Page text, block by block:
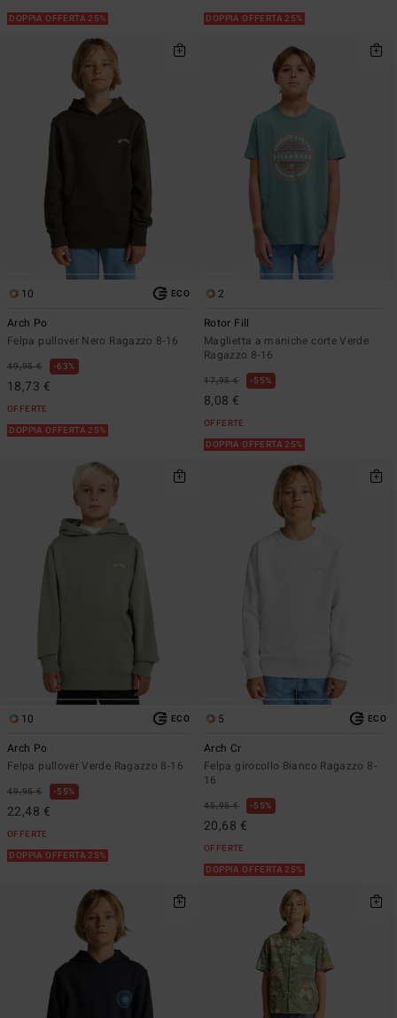
DOPPIA OFFERTA 25%
DOPPIA OFFERTA 25%
10 ECO
Arch Po
Felpa pullover Nero Ragazzo 8-16
49,95 € 63%
18,73 €
OFFERTE
DOPPIA OFFERTA 25%
2
Rotor Fill
Maglietta a maniche corte Verde
Ragazzo 8-16
17,95 € 55%
8,08 €
OFFERTE
DOPPIA OFFERTA 25%
10 ECO
Arch Po
Felpa pullover Verde Ragazzo 8-16
49,95 € 55%
22,48 €
OFFERTE
DOPPIA OFFERTA 25%
5 ECO
Arch Cr
Felpa girocollo Bianco Ragazzo 8-
16
45,95 € 55%
20,68 €
OFFERTE
DOPPIA OFFERTA 25%